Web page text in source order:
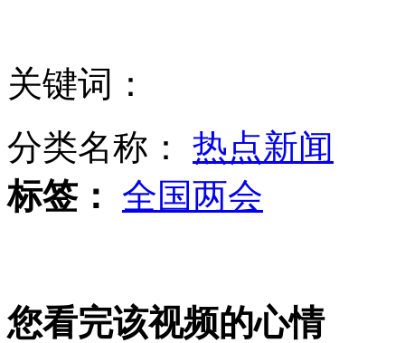
查韦斯国葬仪式在加拉加斯举行
实拍：多国海军海上实兵演练
关键词：
分类名称： 热点新闻
标签：
全国两会
您看完该视频的心情